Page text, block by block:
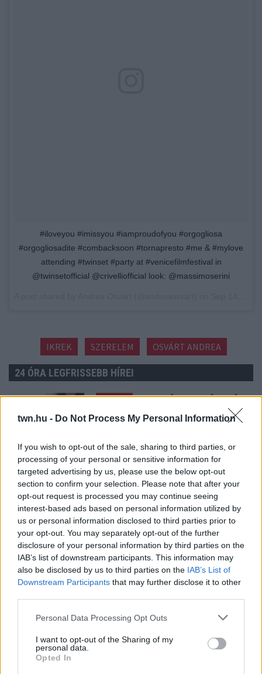
twn.hu - Do Not Process My Personal Information
If you wish to opt-out of the sale, sharing to third parties, or
processing of your personal or sensitive information for
targeted advertising by us, please use the below opt-out
section to confirm your selection. Please note that after your
opt-out request is processed you may continue seeing
interest-based ads based on personal information utilized by
us or personal information disclosed to third parties prior to
your opt-out. You may separately opt-out of the further
disclosure of your personal information by third parties on the
IAB’s list of downstream participants. This information may
also be disclosed by us to third parties on the IAB’s List of
Downstream Participants that may further disclose it to other
Please note that this website/app uses one or more Google
not limited to your visit or usage behaviour. You may click to
grant or deny consent to Google and its third-party tags to
use your data for below specified purposes in below Google
Personal Data Processing Opt Outs
I want to opt-out of the Sharing of my
personal data.
Opted In
#iloveyou #imissyou #iamproudofyou #orgogliosa
#orgogliosadite #combacksoon #tornapresto #me & #mylove
attending #twinset #party at #venicefilmfestival in
@twinsetofficial @crivelliofficial look: @massimoserini
IKREK SZERELEM OSVÁRT ANDREA
24 ÓRA LEGFRISSEBB HÍREI
tegnap
HA EZT ÉRZED EVÉS UTÁN,
A SZERVEZETED FONTOS DOLOGRA
PRÓBÁL FIGYELMEZTETNI
08. 06.
ORVOS FIGYELMEZTET: EZT
AZ APRÓ REGGELI TÜNETET NE
SÖPÖRD A SZŐNYEG ALÁ
Fontos!
08. 05.
EZÉRT PÁRÁSODIK BE
ÁLLANDÓAN AZ ABLAK – EGYSZERŰBB
A MEGOLDÁS, MINT GONDOLNÁD
Villámgyors megoldás
08. 04.
NEM ECETTEL ÉS NEM
SZÓDABIKARBÓNÁVAL: EZZEL LESZ
ÚJRA CSILLOGÓ A VÍZKÖVES CSAP